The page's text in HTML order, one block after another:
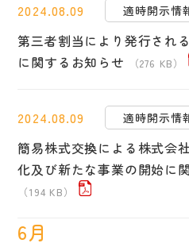
2024.08.09 適時開示情
第三者割当により発行され
に関するお知らせ
（276 KB）
2024.08.09 適時開示情
簡易株式交換による株式会
化及び新たな事業の開始に
（194 KB）
6月